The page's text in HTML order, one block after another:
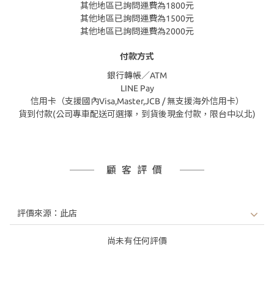
其他地區已詢問運費為1800元
其他地區已詢問運費為1500元
其他地區已詢問運費為2000元
付款方式
銀行轉帳／ATM
LINE Pay
信用卡（支援國內Visa,Master,JCB / 無支援海外信用卡）
貨到付款(公司專車配送可選擇，到貨後現金付款，限台中以北)
顧客評價
尚未有任何評價